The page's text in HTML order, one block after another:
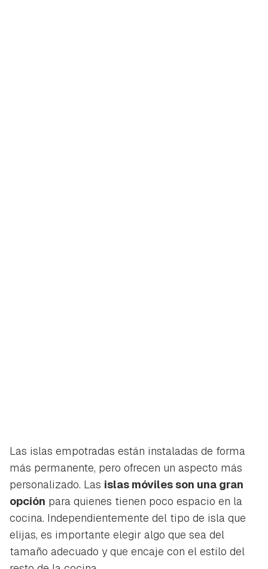
Las islas empotradas están instaladas de forma
más permanente, pero ofrecen un aspecto más
personalizado. Las islas móviles son una gran
opción para quienes tienen poco espacio en la
cocina. Independientemente del tipo de isla que
elijas, es importante elegir algo que sea del
tamaño adecuado y que encaje con el estilo del